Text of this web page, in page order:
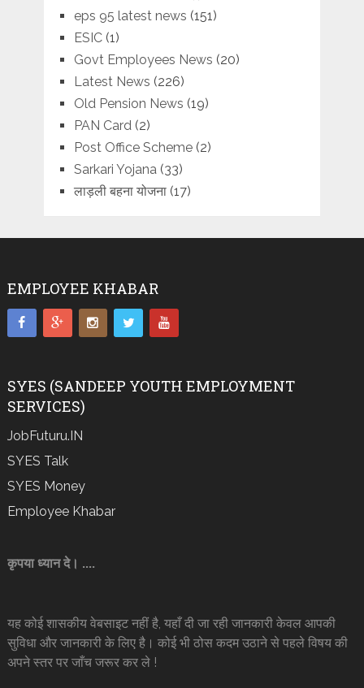
eps 95 latest news (151)
ESIC(1)
Govt Employees News (20)
Latest News (226)
Old Pension News (19)
PAN Card (2)
Post Office Scheme(2)
Sarkari Yojana (33)
लाड़ली बहना योजना(17)
EMPLOYEE KHABAR
SYES (SANDEEP YOUTH EMPLOYMENT
SERVICES)
JobFuturu.IN
SYES Talk
SYES Money
Employee Khabar
कृपया ध्यान दे। ....
यह कोई शासकीय वेबसाइट नहीं है, यहाँ दी जा रही जानकारी केवल आपकी
सुविधा और जानकारी के लिए है। कोई भी ठोस कदम उठाने से पहले विषय की
अपने स्तर पर जाँच जरूर कर ले !